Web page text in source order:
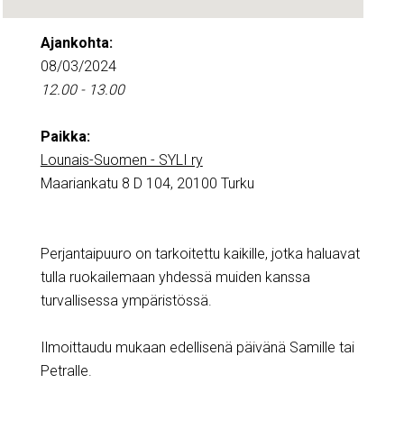
Ajankohta:
08/03/2024
12.00 - 13.00
Paikka:
Lounais-Suomen - SYLI ry
Maariankatu 8 D 104, 20100 Turku
Perjantaipuuro on tarkoitettu kaikille, jotka haluavat
tulla ruokailemaan yhdessä muiden kanssa
turvallisessa ympäristössä.
Ilmoittaudu mukaan edellisenä päivänä Samille tai
Petralle.